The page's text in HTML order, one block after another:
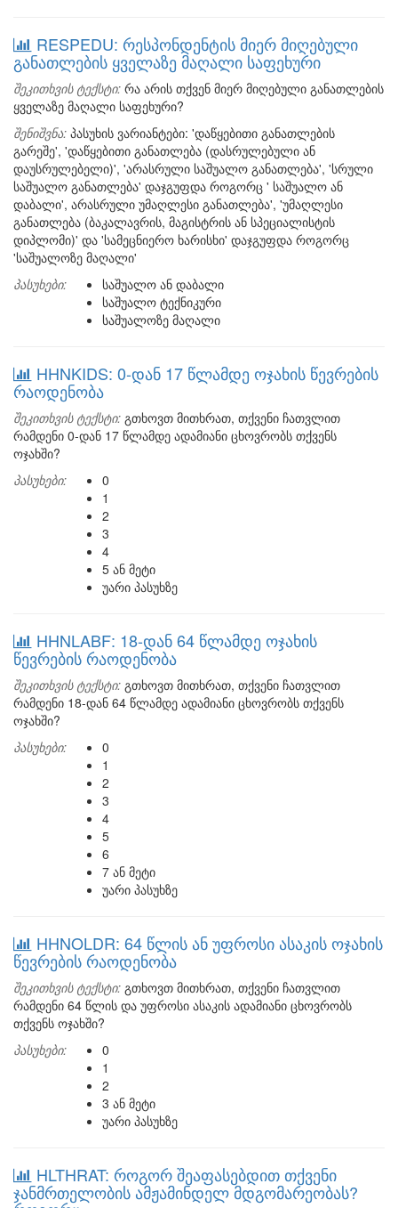
RESPEDU: რესპონდენტის მიერ მიღებული
განათლების ყველაზე მაღალი საფეხური
შეკითხვის ტექსტი: რა არის თქვენ მიერ მიღებული განათლების
ყველაზე მაღალი საფეხური?
შენიშვნა: პასუხის ვარიანტები: 'დაწყებითი განათლების
გარეშე', 'დაწყებითი განათლება (დასრულებული ან
დაუსრულებელი)', 'არასრული საშუალო განათლება', 'სრული
საშუალო განათლება' დაჯგუფდა როგორც ' საშუალო ან
დაბალი', არასრული უმაღლესი განათლება', 'უმაღლესი
განათლება (ბაკალავრის, მაგისტრის ან სპეციალისტის
დიპლომი)' და 'სამეცნიერო ხარისხი' დაჯგუფდა როგორც
'საშუალოზე მაღალი'
პასუხები:
საშუალო ან დაბალი
საშუალო ტექნიკური
საშუალოზე მაღალი
HHNKIDS: 0-დან 17 წლამდე ოჯახის წევრების
რაოდენობა
შეკითხვის ტექსტი: გთხოვთ მითხრათ, თქვენი ჩათვლით
რამდენი 0-დან 17 წლამდე ადამიანი ცხოვრობს თქვენს
ოჯახში?
პასუხები:
0
1
2
3
4
5 ან მეტი
უარი პასუხზე
HHNLABF: 18-დან 64 წლამდე ოჯახის
წევრების რაოდენობა
შეკითხვის ტექსტი: გთხოვთ მითხრათ, თქვენი ჩათვლით
რამდენი 18-დან 64 წლამდე ადამიანი ცხოვრობს თქვენს
ოჯახში?
პასუხები:
0
1
2
3
4
5
6
7 ან მეტი
უარი პასუხზე
HHNOLDR: 64 წლის ან უფროსი ასაკის ოჯახის
წევრების რაოდენობა
შეკითხვის ტექსტი: გთხოვთ მითხრათ, თქვენი ჩათვლით
რამდენი 64 წლის და უფროსი ასაკის ადამიანი ცხოვრობს
თქვენს ოჯახში?
პასუხები:
0
1
2
3 ან მეტი
უარი პასუხზე
HLTHRAT: როგორ შეაფასებდით თქვენი
ჯანმრთელობის ამჟამინდელ მდგომარეობას?